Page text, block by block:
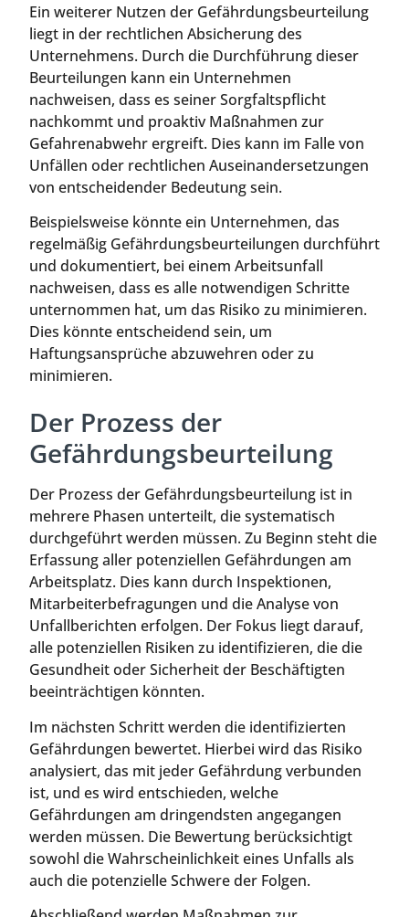
Ein weiterer Nutzen der Gefährdungsbeurteilung
liegt in der rechtlichen Absicherung des
Unternehmens. Durch die Durchführung dieser
Beurteilungen kann ein Unternehmen
nachweisen, dass es seiner Sorgfaltspflicht
nachkommt und proaktiv Maßnahmen zur
Gefahrenabwehr ergreift. Dies kann im Falle von
Unfällen oder rechtlichen Auseinandersetzungen
von entscheidender Bedeutung sein.
Beispielsweise könnte ein Unternehmen, das
regelmäßig Gefährdungsbeurteilungen durchführt
und dokumentiert, bei einem Arbeitsunfall
nachweisen, dass es alle notwendigen Schritte
unternommen hat, um das Risiko zu minimieren.
Dies könnte entscheidend sein, um
Haftungsansprüche abzuwehren oder zu
minimieren.
Der Prozess der
Gefährdungsbeurteilung
Der Prozess der Gefährdungsbeurteilung ist in
mehrere Phasen unterteilt, die systematisch
durchgeführt werden müssen. Zu Beginn steht die
Erfassung aller potenziellen Gefährdungen am
Arbeitsplatz. Dies kann durch Inspektionen,
Mitarbeiterbefragungen und die Analyse von
Unfallberichten erfolgen. Der Fokus liegt darauf,
alle potenziellen Risiken zu identifizieren, die die
Gesundheit oder Sicherheit der Beschäftigten
beeinträchtigen könnten.
Im nächsten Schritt werden die identifizierten
Gefährdungen bewertet. Hierbei wird das Risiko
analysiert, das mit jeder Gefährdung verbunden
ist, und es wird entschieden, welche
Gefährdungen am dringendsten angegangen
werden müssen. Die Bewertung berücksichtigt
sowohl die Wahrscheinlichkeit eines Unfalls als
auch die potenzielle Schwere der Folgen.